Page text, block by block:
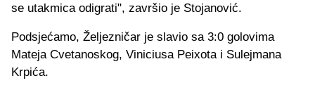
se utakmica odigrati", završio je Stojanović.
Podsjećamo, Željezničar je slavio sa 3:0 golovima
Mateja Cvetanoskog, Viniciusa Peixota i Sulejmana
Krpića.